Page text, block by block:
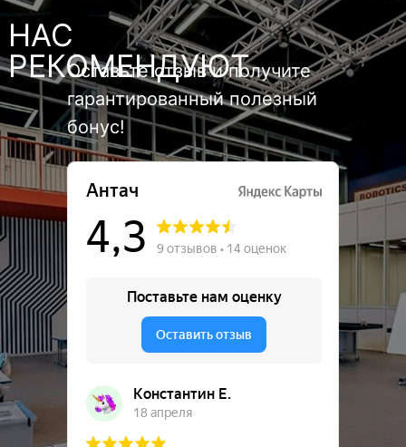
Оставьте отзыв и получите
гарантированный полезный
бонус!
НАС
РЕКОМЕНДУЮТ